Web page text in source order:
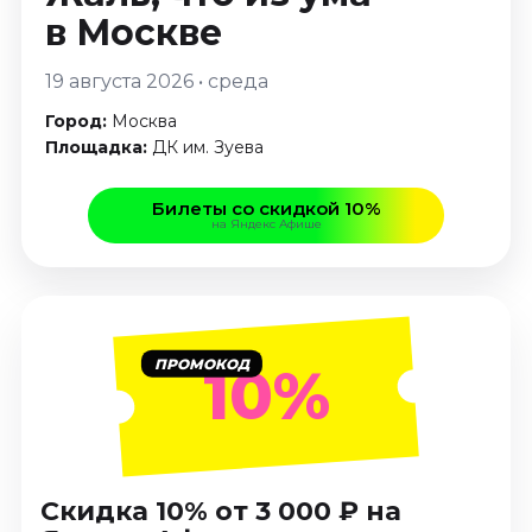
Январь 2027
Август 2026
Сентябрь 2026
Октябрь 2026
Ноябрь 2026
Декабрь 2026
Сентябрь 2026
Октябрь 2026
Декабрь 2026
Январь 2027
Экскурсии
Сентябрь 2026
в Москве
19 августа 2026 • среда
Город: Москва
Площадка: ДК им. Зуева
Билеты со скидкой 10%
на Яндекс Афише
ПРОМОКОД10%
Скидка 10% от 3 000 ₽ на